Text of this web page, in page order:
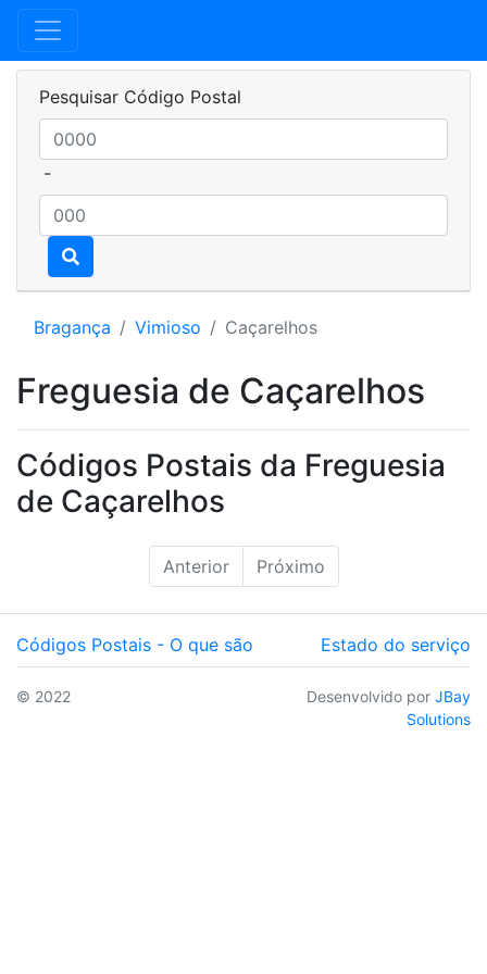
Pesquisar Código Postal
-
Bragança Vimioso Caçarelhos
Freguesia de Caçarelhos
Códigos Postais da Freguesia
de Caçarelhos
Anterior Próximo
Códigos Postais - O que são Estado do serviço
© 2022 Desenvolvido por JBay
Solutions